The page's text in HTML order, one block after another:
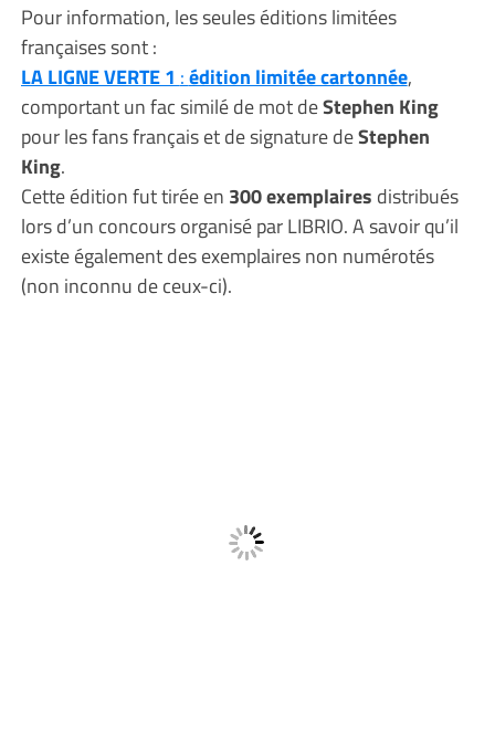
Pour information, les seules éditions limitées
françaises sont :
LA LIGNE VERTE 1 :édition limitée cartonnée,
comportant un fac similé de mot deStephen King
pour les fans français et de signature deStephen
King.
Cette édition fut tirée en 300 exemplaires distribués
lors d’un concours organisé par LIBRIO. A savoir qu’il
existe également des exemplaires non numérotés
(non inconnu de ceux-ci).